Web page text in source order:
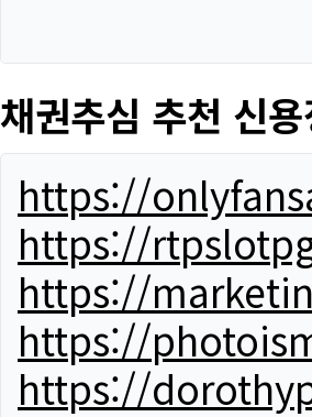
채권추심 추천 신
https://
https://
https://
https://
https://